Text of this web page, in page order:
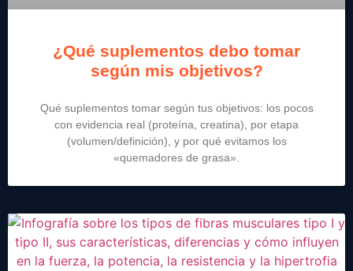
¿Qué suplementos debo tomar
según mis objetivos?
Qué suplementos tomar según tus objetivos: los pocos
con evidencia real (proteína, creatina), por etapa
(volumen/definición), y por qué evitamos los
«quemadores de grasa».